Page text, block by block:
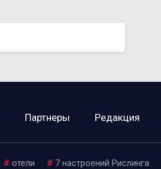
Партнеры Редакция
# отели # 7 настроений Рислинга